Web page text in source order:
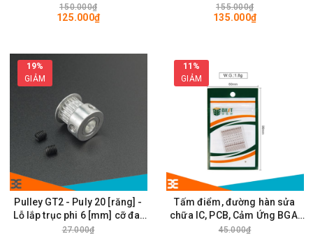
150.000₫
125.000₫
155.000₫
135.000₫
19%
GIẢM
Pulley GT2 - Puly 20 [răng] -
Lỗ lắp trục phi 6 [mm] cỡ đai
rộng 6mm
27.000₫
11%
GIẢM
Tấm điểm, đường hàn sửa
chữa IC, PCB, Cảm Ứng BGA,
Vân Tay Điện Thoại, Pad - Best
45.000₫